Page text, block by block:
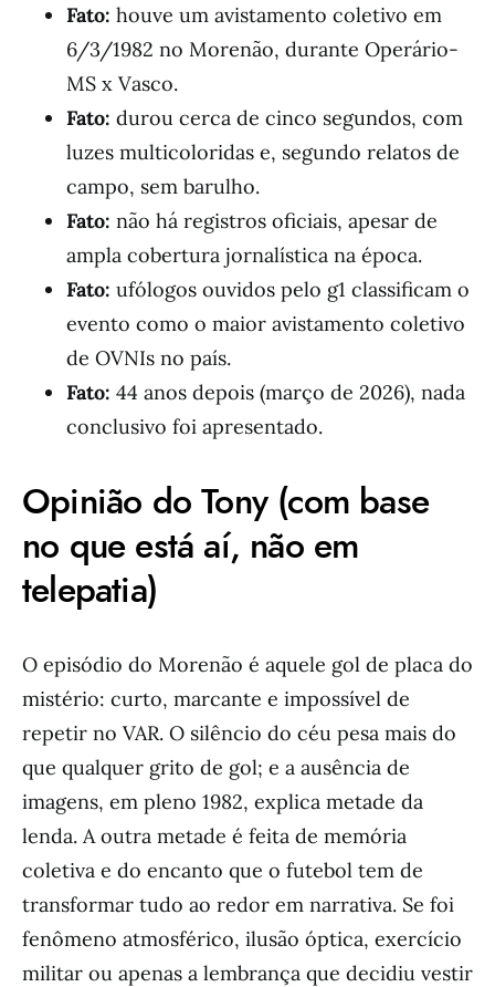
Fato: houve um avistamento coletivo em
6/3/1982 no Morenão, durante Operário-
MS x Vasco.
Fato: durou cerca de cinco segundos, com
luzes multicoloridas e, segundo relatos de
campo, sem barulho.
Fato: não há registros oficiais, apesar de
ampla cobertura jornalística na época.
Fato: ufólogos ouvidos pelo g1 classificam o
evento como o maior avistamento coletivo
de OVNIs no país.
Fato: 44 anos depois (março de 2026), nada
conclusivo foi apresentado.
Opinião do Tony (com base
no que está aí, não em
telepatia)
O episódio do Morenão é aquele gol de placa do
mistério: curto, marcante e impossível de
repetir no VAR. O silêncio do céu pesa mais do
que qualquer grito de gol; e a ausência de
imagens, em pleno 1982, explica metade da
lenda. A outra metade é feita de memória
coletiva e do encanto que o futebol tem de
transformar tudo ao redor em narrativa. Se foi
fenômeno atmosférico, ilusão óptica, exercício
militar ou apenas a lembrança que decidiu vestir